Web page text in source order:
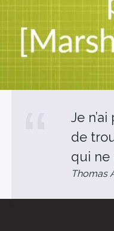
Je
de
qui ne
Thomas